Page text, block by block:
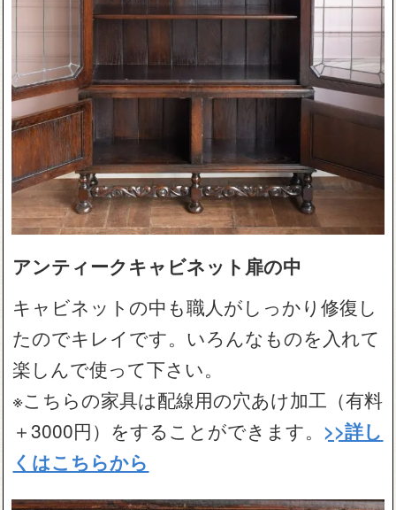
アンティークキャビネット扉の中
キャビネットの中も職人がしっかり修復し
たのでキレイです。いろんなものを入れて
楽しんで使って下さい。
※こちらの家具は配線用の穴あけ加工（有料
＋3000円）をすることができます。 >>詳し
くはこちらから